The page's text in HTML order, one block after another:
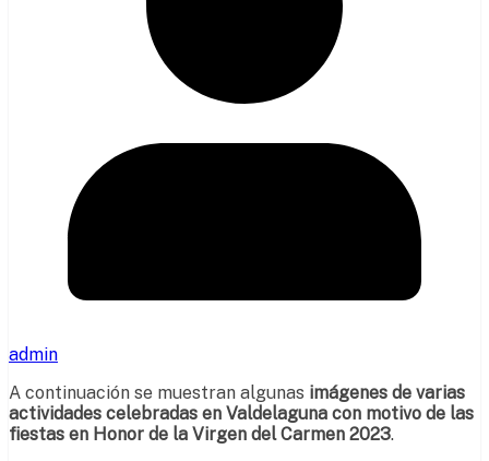
admin
A continuación se muestran algunas imágenes de varias
actividades celebradas en Valdelaguna con motivo de las
fiestas en Honor de la Virgen del Carmen 2023.